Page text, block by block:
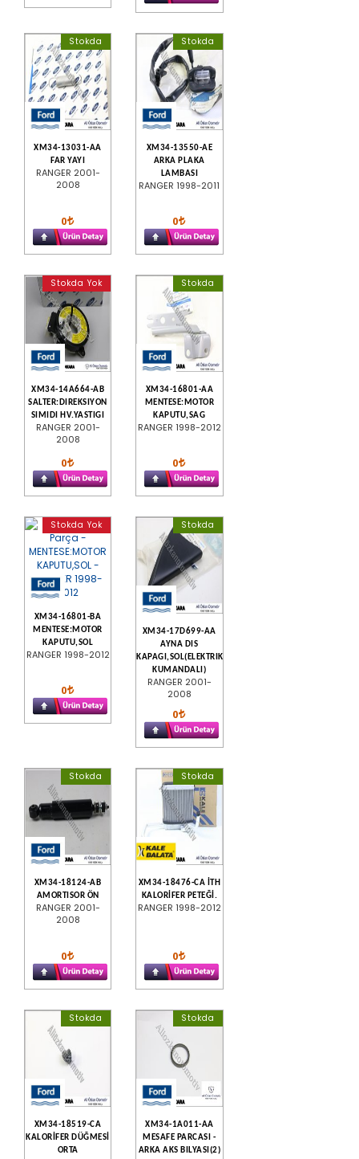
Stokda
XM34-13031-AA
FAR YAYI
RANGER 2001-
2008
0
Stokda
XM34-13550-AE
ARKA PLAKA
LAMBASI
RANGER 1998-2011
0
Stokda Yok
XM34-14A664-AB
SALTER:DIREKSIYON
SIMIDI HV.YASTIGI
RANGER 2001-
2008
0
Stokda
XM34-16801-AA
MENTESE:MOTOR
KAPUTU,SAG
RANGER 1998-2012
0
Stokda Yok
XM34-16801-BA
MENTESE:MOTOR
KAPUTU,SOL
RANGER 1998-2012
0
Stokda
XM34-17D699-AA
AYNA DIS
KAPAGI,SOL(ELEKTRIK
KUMANDALI)
RANGER 2001-
2008
0
Stokda
XM34-18124-AB
AMORTISOR ÖN
RANGER 2001-
2008
0
Stokda
XM34-18476-CA İTH
KALORİFER PETEĞİ.
RANGER 1998-2012
0
Stokda
XM34-18519-CA
KALORİFER DÜĞMESİ
ORTA
Stokda
XM34-1A011-AA
MESAFE PARCASI -
ARKA AKS BILYASI(2)